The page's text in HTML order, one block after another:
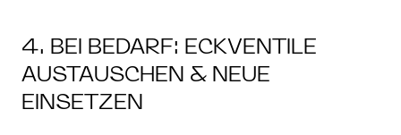
4. BEI BEDARF: ECKVENTILE
AUSTAUSCHEN & NEUE
EINSETZEN